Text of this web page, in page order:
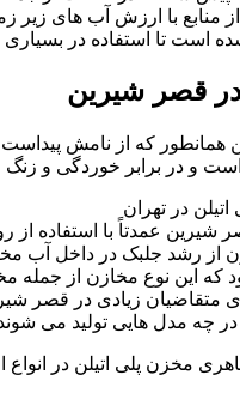
منابع با ارزش آب های
است تا استفاده در
قصر شیرین
همانطور که از نامش
است و در برابر خوردگی و
در تهران
شیرین عمدتاً با استفاده
از رشد جلبک در داخل آب
که این نوع مخازن از
متقاضیان زیادی در قصر
در چه مدل هایی تولید می
مخزن پلی اتیلن در انواع